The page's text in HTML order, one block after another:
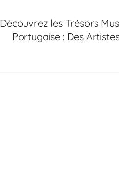
Découvrez les Trésors
Portugaise : Des